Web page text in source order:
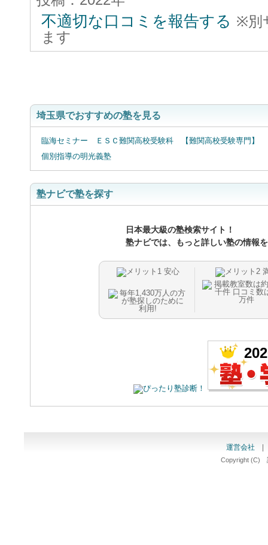
不適切な口コミを報告する ※別
ます
埼玉県でおすすめの塾を見る
臨海セミナー ＥＳＣ難関高校受験科 【難関高校受験専門】
個別指導の明光義塾
塾ナビで塾を探す
日本最大級の塾検索サイト！
塾ナビでは、もっと詳しい塾の情報
運営会社
Copyright (C)